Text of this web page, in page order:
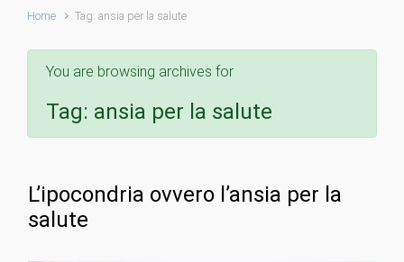
Home Tag: ansia per la salute
You are browsing archives for
Tag: ansia per la salute
L’ipocondria ovvero l’ansia per la
salute